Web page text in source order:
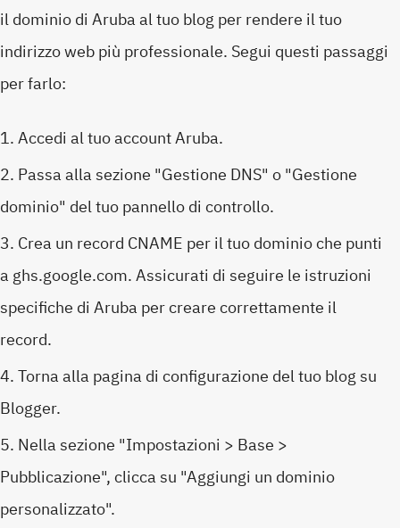
il dominio di Aruba al tuo blog per rendere il tuo
indirizzo web più professionale. Segui questi passaggi
per farlo:
Accedi al tuo account Aruba.
Passa alla sezione "Gestione DNS" o "Gestione
dominio" del tuo pannello di controllo.
Crea un record CNAME per il tuo dominio che punti
a ghs.google.com. Assicurati di seguire le istruzioni
specifiche di Aruba per creare correttamente il
record.
Torna alla pagina di configurazione del tuo blog su
Blogger.
Nella sezione "Impostazioni > Base >
Pubblicazione", clicca su "Aggiungi un dominio
personalizzato".